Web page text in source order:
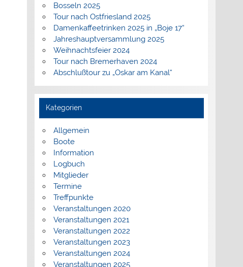
Bosseln 2025
Tour nach Ostfriesland 2025
Damenkaffeetrinken 2025 in „Boje 17“
Jahreshauptversammlung 2025
Weihnachtsfeier 2024
Tour nach Bremerhaven 2024
Abschlußtour zu „Oskar am Kanal“
Kategorien
Allgemein
Boote
Information
Logbuch
Mitglieder
Termine
Treffpunkte
Veranstaltungen 2020
Veranstaltungen 2021
Veranstaltungen 2022
Veranstaltungen 2023
Veranstaltungen 2024
Veranstaltungen 2025